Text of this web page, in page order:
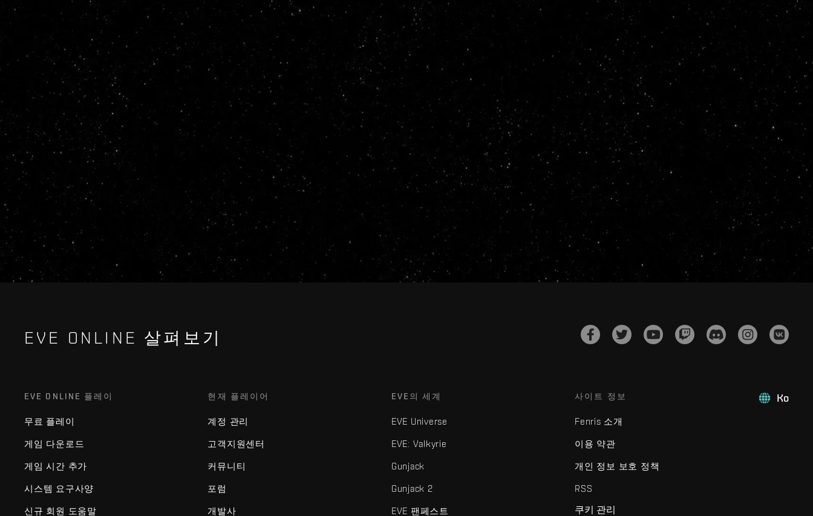
EVE ONLINE 살펴보기
Ko
EVE ONLINE 플레이
무료 플레이
게임 다운로드
게임 시간 추가
시스템 요구사양
신규 회원 도움말
현재 플레이어
계정 관리
고객지원센터
커뮤니티
포럼
개발사
EVE의 세계
EVE Universe
EVE: Valkyrie
Gunjack
Gunjack 2
EVE 팬페스트
사이트 정보
Fenris 소개
이용 약관
개인 정보 보호 정책
RSS
쿠키 관리